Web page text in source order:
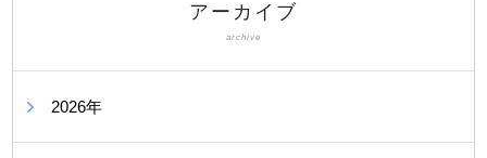
アーカイブ
archive
2026年